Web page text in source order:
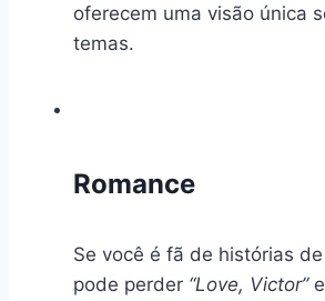
oferecem uma visão única
temas.
Romance
Se você é fã de histórias
pode perder “Love, Victor”e